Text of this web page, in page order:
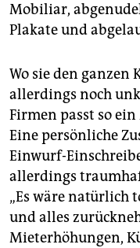
Mobiliar,
Plakate und
Wo sie den ganzen
allerdings noch
Firmen passt so
Eine persönliche
Einwurf-
allerdings
„Es wäre natürlich
und alles
Mieterhöhungen,